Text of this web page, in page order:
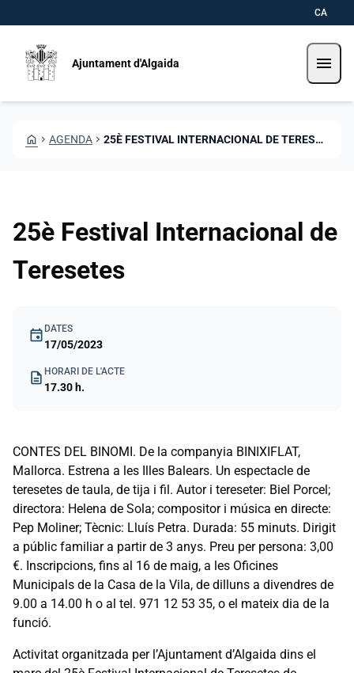
CA
Ajuntament d'Algaida menu
HOME CHEVRON_RIGHT AGENDA CHEVRON_RIGHT 25È FESTIVAL INTERNACIONAL DE TERESETES
25è Festival Internacional de
Teresetes
event DATES
17/05/2023
description HORARI DE L'ACTE
17.30 h.
CONTES DEL BINOMI. De la companyia BINIXIFLAT,
Mallorca. Estrena a les Illes Balears. Un espectacle de
teresetes de taula, de tija i fil. Autor i tereseter: Biel Porcel;
directora: Helena de Sola; compositor i música en directe:
Pep Moliner; Tècnic: Lluís Petra. Durada: 55 minuts. Dirigit
a públic familiar a partir de 3 anys. Preu per persona: 3,00
€. Inscripcions, fins al 16 de maig, a les Oficines
Municipals de la Casa de la Vila, de dilluns a divendres de
9.00 a 14.00 h o al tel. 971 12 53 35, o el mateix dia de la
funció.
Activitat organitzada per l’Ajuntament d’Algaida dins el